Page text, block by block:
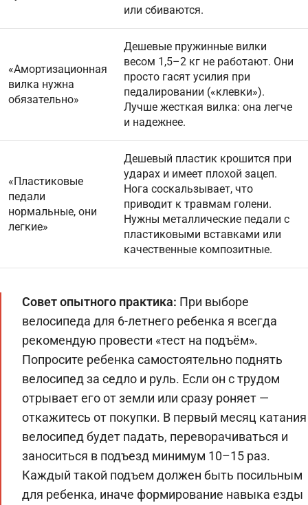
или сбиваются.
«Амортизационная
вилка нужна
обязательно»
Дешевые пружинные вилки
весом 1,5–2 кг не работают. Они
просто гасят усилия при
педалировании («клевки»).
Лучше жесткая вилка: она легче
и надежнее.
«Пластиковые
педали
нормальные, они
легкие»
Дешевый пластик крошится при
ударах и имеет плохой зацеп.
Нога соскальзывает, что
приводит к травмам голени.
Нужны металлические педали с
пластиковыми вставками или
качественные композитные.
Совет опытного практика: При выборе
велосипеда для 6-летнего ребенка я всегда
рекомендую провести «тест на подъём».
Попросите ребенка самостоятельно поднять
велосипед за седло и руль. Если он с трудом
отрывает его от земли или сразу роняет —
откажитесь от покупки. В первый месяц катания
велосипед будет падать, переворачиваться и
заноситься в подъезд минимум 10–15 раз.
Каждый такой подъем должен быть посильным
для ребенка, иначе формирование навыка езды